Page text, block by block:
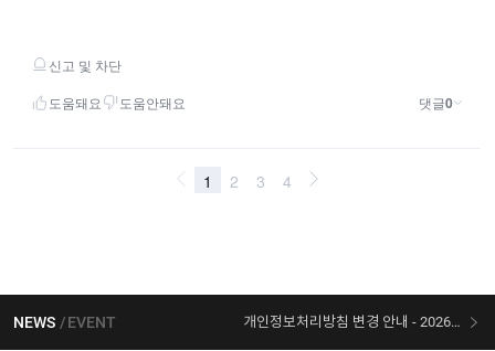
NEWS EVENT 개인정보처리방침 변경 안내 - 2026/07/30 시행